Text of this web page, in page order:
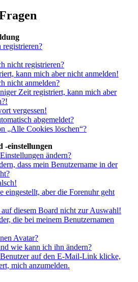
registrieren?
nicht registrieren?
kann mich aber nicht anmelden!
nicht anmelden?
Zeit registriert, kann mich aber
vergessen!
abgemeldet?
„Alle Cookies löschen“?
-einstellungen
ändern?
dass mein Benutzername in der
eingestellt, aber die Forenuhr geht
diesem Board nicht zur Auswahl!
die bei meinem Benutzernamen
Avatar?
wie kann ich ihn ändern?
auf den E-Mail-Link klicke,
mich anzumelden.